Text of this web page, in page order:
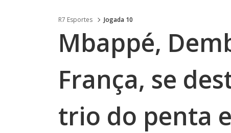
R7 Esportes Jogada 10
Mbappé,
França, se
trio do penta